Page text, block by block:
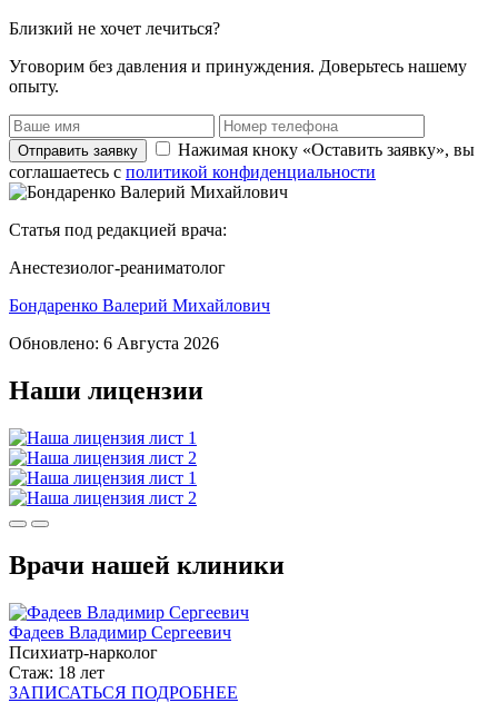
Близкий не хочет лечиться?
Уговорим без давления и принуждения. Доверьтесь нашему
опыту.
Отправить заявку
Нажимая кноку «Оставить заявку», вы
соглашаетесь с политикой конфиденциальности
Статья под редакцией врача:
Анестезиолог-реаниматолог
Бондаренко Валерий Михайлович
Обновлено: 6 Августа 2026
Наши лицензии
Врачи нашей клиники
Фадеев Владимир Сергеевич
Психиатр-нарколог
Стаж: 18 лет
ЗАПИСАТЬСЯ ПОДРОБНЕЕ